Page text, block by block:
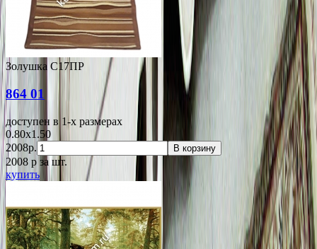
Золушка С17ПР
864 01
доступен в 1-x размерах
0.80x1.50
2008р.
В корзину
2008 p за шт.
купить